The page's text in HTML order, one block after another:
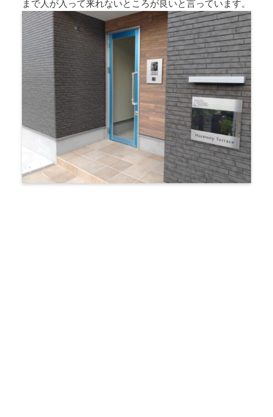
まで人が入って来れないところが良いと言っています。